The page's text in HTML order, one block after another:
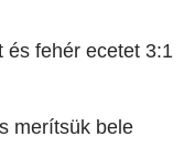
és fehér ecetet 3:1
merítsük bele